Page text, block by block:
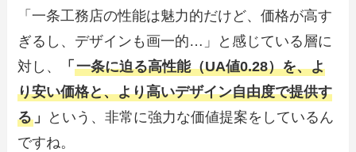
「一条工務店の性能は魅力的だけど、価格が高す
ぎるし、デザインも画一的…」と感じている層に
対し、
「一条に迫る高性能（UA値0.28）を、よ
り安い価格と、より高いデザイン自由度で提供す
る 」
という、非常に強力な価値提案をしているん
ですね。